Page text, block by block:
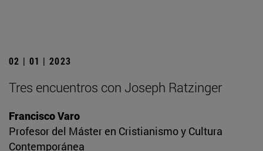
02 | 01 | 2023
Tres encuentros con Joseph Ratzinger
Francisco Varo
Profesor del Máster en Cristianismo y Cultura
Contemporánea